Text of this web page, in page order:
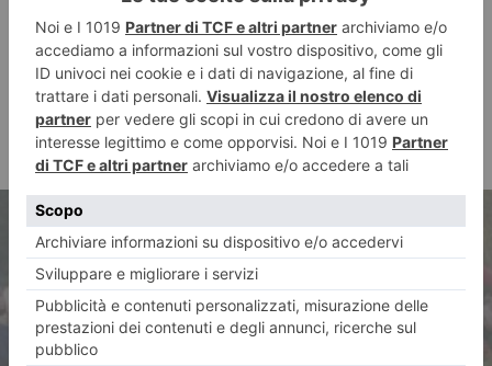
ARTICOLO PRECEDENTE